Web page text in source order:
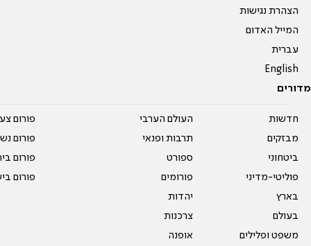
הצהרת נגישות
המייל האדום
עברית
English
מדורים
חדשות
מבזקים
ביטחוני
פוליטי-מדיני
בארץ
בעולם
משפט ופלילים
העולם הערבי
תרבות ופנאי
ספורט
פורומים
יהדות
צרכנות
אופנה
פורום
פורום
פורום
פורום